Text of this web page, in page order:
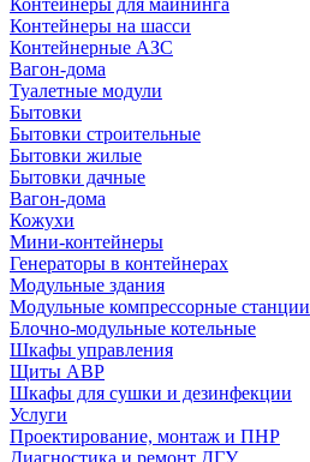
Контейнеры для майнинга
Контейнеры на шасси
Контейнерные АЗС
Вагон-дома
Туалетные модули
Бытовки
Бытовки строительные
Бытовки жилые
Бытовки дачные
Вагон-дома
Кожухи
Мини-контейнеры
Генераторы в контейнерах
Модульные здания
Модульные компрессорные станции
Блочно-модульные котельные
Шкафы управления
Щиты АВР
Шкафы для сушки и дезинфекции
Услуги
Проектирование, монтаж и ПНР
Диагностика и ремонт ДГУ